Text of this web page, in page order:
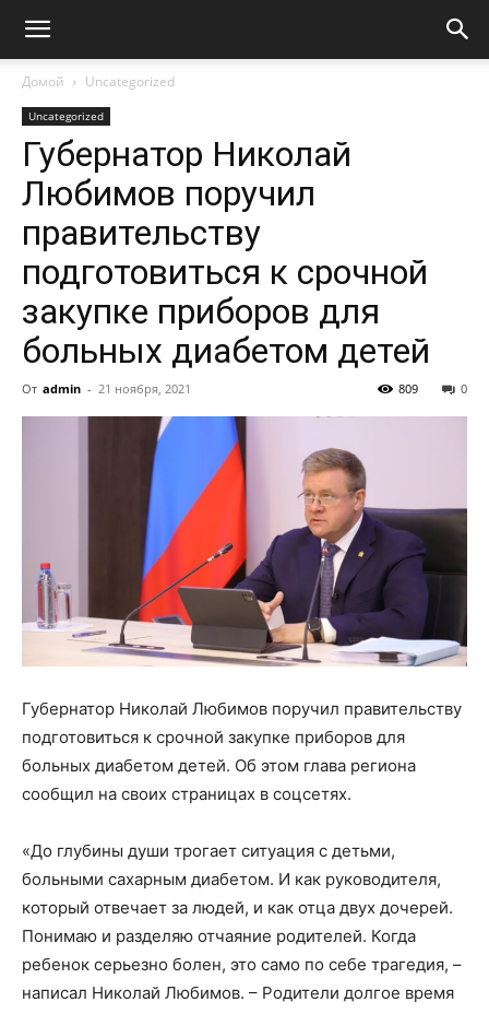
Домой Uncategorized
Uncategorized
Губернатор Николай
Любимов поручил
правительству
подготовиться к срочной
закупке приборов для
больных диабетом детей
От admin - 21 ноября, 2021 0
809
Губернатор Николай Любимов поручил правительству
подготовиться к срочной закупке приборов для
больных диабетом детей. Об этом глава региона
сообщил на своих страницах в соцсетях.
«До глубины души трогает ситуация с детьми,
больными сахарным диабетом. И как руководителя,
который отвечает за людей, и как отца двух дочерей.
Понимаю и разделяю отчаяние родителей. Когда
ребенок серьезно болен, это само по себе трагедия, –
написал Николай Любимов. – Родители долгое время